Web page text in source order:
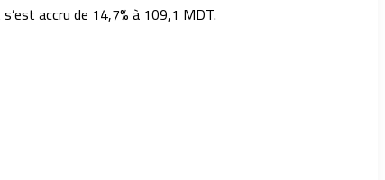
accru de 14,7% à 109,1 MDT.